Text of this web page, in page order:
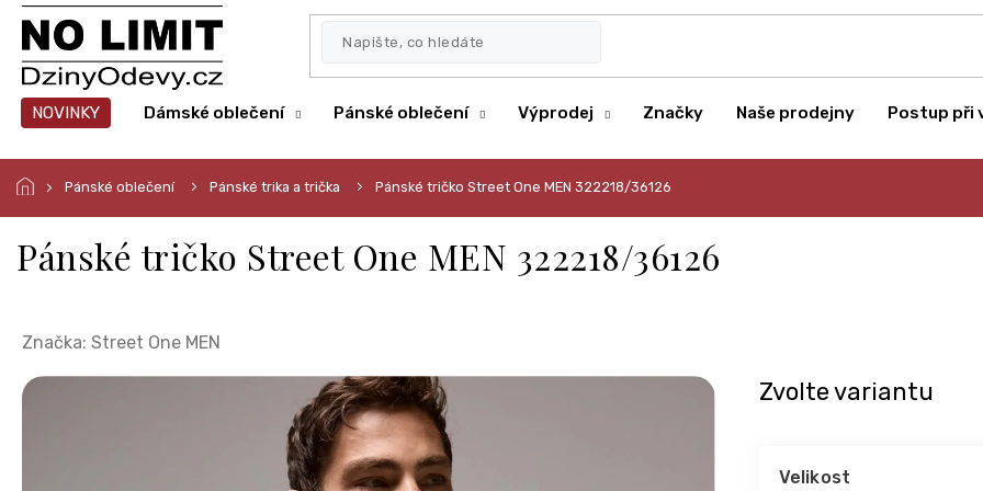
Přejít
obsah
NOVINKY Dámské oblečení Pánské oblečení Výprodej Značky Naše prodejny Postup při
Pánské oblečení Pánské trika a trička Pánské tričko Street One MEN 322218/36126
Pánské tričko Street One MEN 322218/36126
Značka: Street One MEN
Zvolte variantu
Velikost